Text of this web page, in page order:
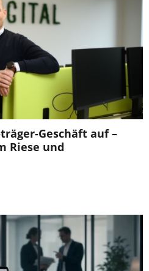
Geschäft auf –
Riese und